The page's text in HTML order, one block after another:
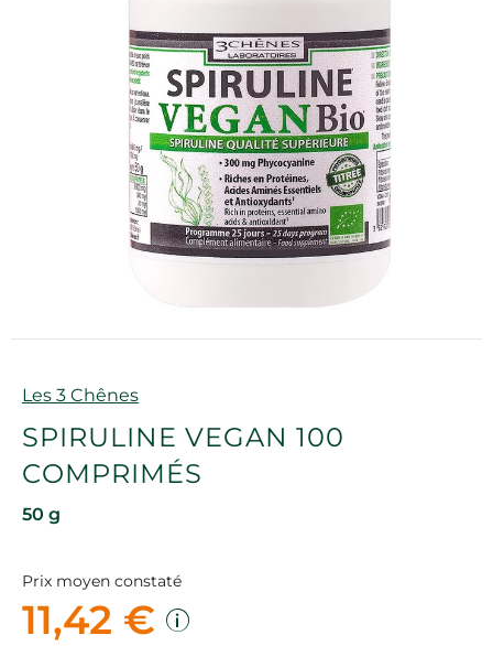
Marque
Les 3 Chênes
SPIRULINE VEGAN 100
COMPRIMÉS
50 g
Prix moyen constaté
11,42 €